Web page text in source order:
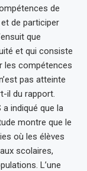
de
de participer
que
et qui consiste
les compétences
pas atteinte
il du rapport.
indiqué que la
montre que le
où les élèves
scolaires,
L’une